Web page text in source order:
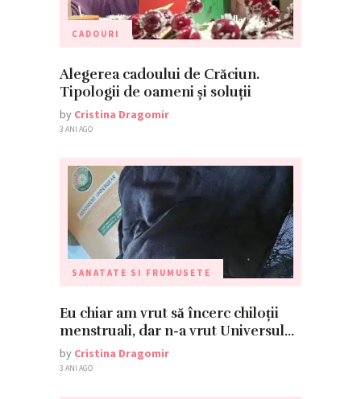
CADOURI
Alegerea cadoului de Crăciun.
Tipologii de oameni și soluții
by Cristina Dragomir
3 ANI AGO
SANATATE SI FRUMUSETE
Eu chiar am vrut să încerc chiloții
menstruali, dar n-a vrut Universul…
by Cristina Dragomir
3 ANI AGO